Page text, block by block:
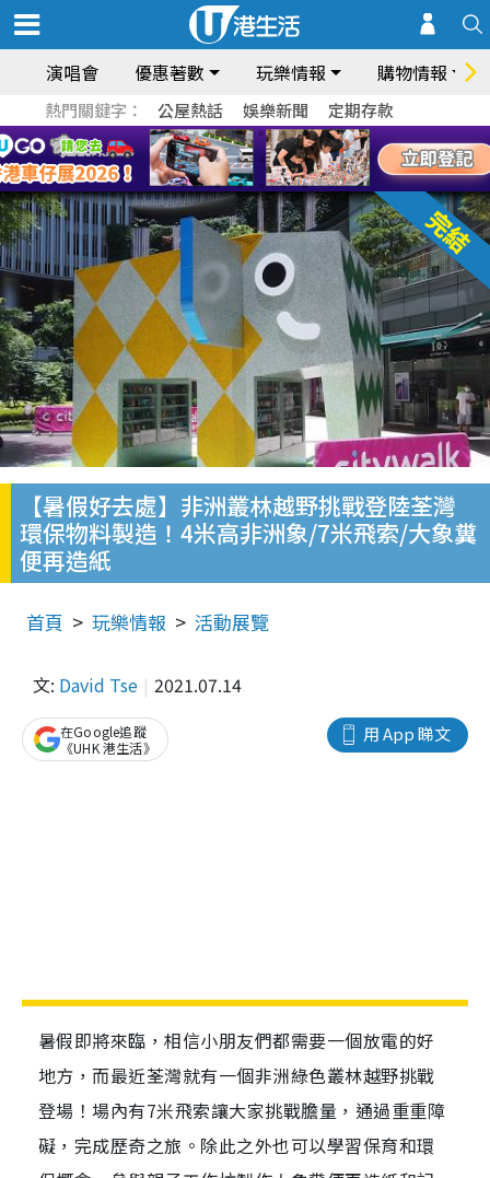
演唱會 優惠著數 玩樂情報 購物情報
熱門關鍵字： 公屋熱話 娛樂新聞 定期存款
【暑假好去處】非洲叢林越野挑戰登陸荃灣
環保物料製造！4米高非洲象/7米飛索/大象糞
便再造紙
首頁 玩樂情報 活動展覽
文: David Tse 2021.07.14
用 App 睇文
在Google追蹤
《UHK 港生活》
暑假即將來臨，相信小朋友們都需要一個放電的好
地方，而最近荃灣就有一個非洲綠色叢林越野挑戰
登場！場內有7米飛索讓大家挑戰膽量，通過重重障
礙，完成歷奇之旅。除此之外也可以學習保育和環